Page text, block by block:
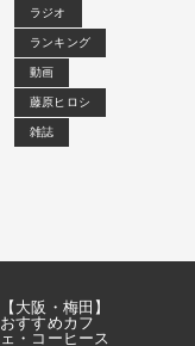
ラジオ
ランキング
動画
藤原ヒロシ
雑誌
【大阪・梅田】
おすすめカフ
ェ・コーヒース